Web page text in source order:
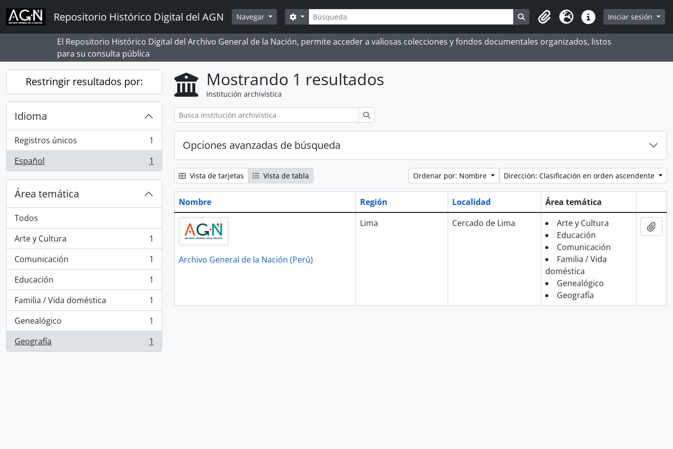
Skip to main content
Repositorio Histórico Digital del AGN Navegar Búsqueda
Search options Search in browse page
Portapapeles
Idioma Enlaces rápidos
Iniciar sesión
El Repositorio Histórico Digital del Archivo General de la Nación, permite acceder a valiosas colecciones y fondos documentales organizados, listos
para su consulta pública
Restringir resultados por:
Idioma
Registros únicos
, 1 resultados
1
Español
, 1 resultados 1
Área temática
Todos
Arte y Cultura
, 1 resultados
1
Comunicación
, 1 resultados
1
Educación
, 1 resultados
1
Familia / Vida doméstica
, 1 resultados
1
Genealógico
, 1 resultados
1
Geografía
, 1 resultados 1
Mostrando 1 resultados
Institución archivística
Opciones avanzadas de búsqueda
Vista de tarjetas Vista de tabla Ordenar por: Nombre Dirección: Clasificación en orden ascendente
Nombre Región Localidad
Área temática
Archivo General de la Nación (Perú)
Lima Cercado de Lima
Arte y Cultura
Educación
Comunicación
Familia / Vida
doméstica
Genealógico
Geografía